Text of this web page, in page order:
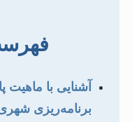
آشنایی با ماهیت
برنامه‌ریزی